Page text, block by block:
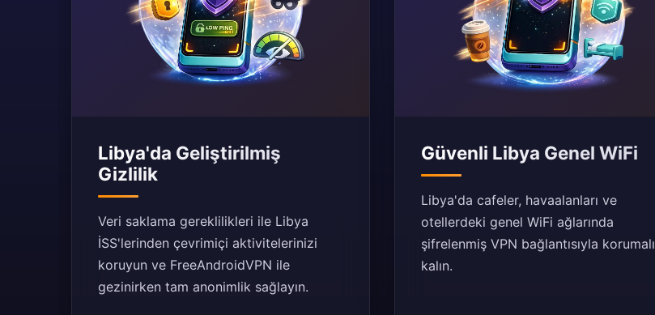
Libya'da Geliştirilmiş
Gizlilik
Veri saklama gereklilikleri ile Libya
İSS'lerinden çevrimiçi aktivitelerinizi
koruyun ve FreeAndroidVPN ile
gezinirken tam anonimlik sağlayın.
Güvenli Libya Genel WiFi
Libya'da cafeler, havaalanları ve
otellerdeki genel WiFi ağlarında
şifrelenmiş VPN bağlantısıyla korumalı
kalın.